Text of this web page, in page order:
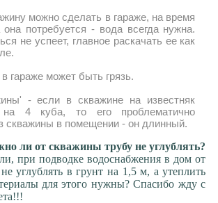
можно сделать в гараже, на время
она потребуется - вода всегда нужна.
не успеет, главное раскачать ее как
гараже может быть грязь.
- если в скважине на известняк
на 4 куба, то его проблематично
скважины в помещении - он длинный.
ли от скважины трубу не углублять?
при подводке водоснабжения в дом от
углублять в грунт на 1,5 м, а утеплить
для этого нужны? Спасибо жду с